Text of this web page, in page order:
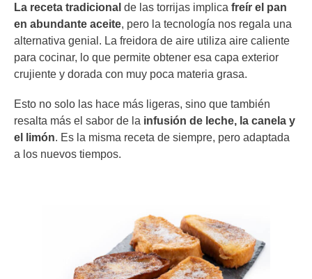
La receta tradicional de las torrijas implica freír el pan
en abundante aceite, pero la tecnología nos regala una
alternativa genial. La freidora de aire utiliza aire caliente
para cocinar, lo que permite obtener esa capa exterior
crujiente y dorada con muy poca materia grasa.
Esto no solo las hace más ligeras, sino que también
resalta más el sabor de la infusión de leche, la canela y
el limón. Es la misma receta de siempre, pero adaptada
a los nuevos tiempos.